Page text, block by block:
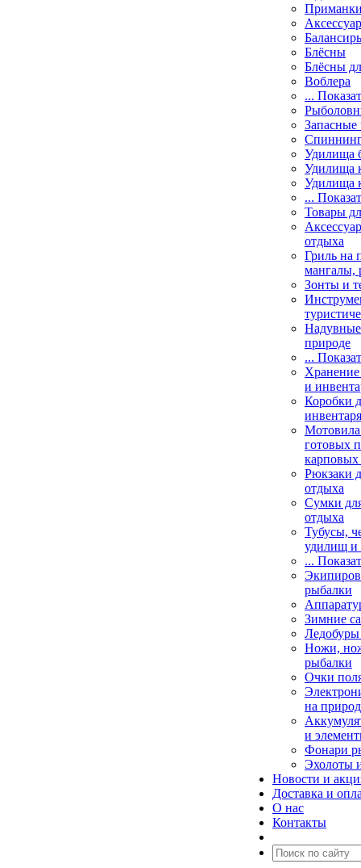
Блёсны
Блёсны
Воблера
...
Запасные
Удилища
Удилища
Удилища
...
Товары
отдыха
Гриль на
мангалы,
Зонты и
природе
...
Хранение
и
Коробки
готовых
карповых
Рюкзаки
отдыха
Сумки
отдыха
Тубусы,
удилищ и
...
рыбалки
Зимние
Ножи,
рыбалки
Очки
на
и
Фонари
Эхолоты
Новости и
Доставка и
О нас
Контакты